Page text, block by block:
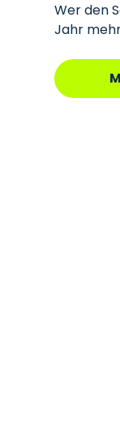
Wer den
Jahr